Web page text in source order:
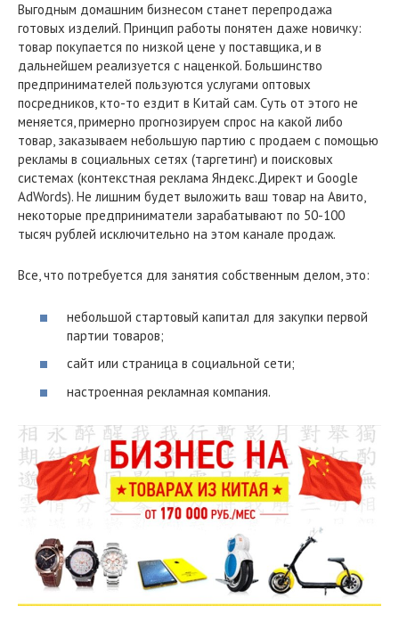
Выгодным домашним бизнесом станет перепродажа
готовых изделий. Принцип работы понятен даже новичку:
товар покупается по низкой цене у поставщика, и в
дальнейшем реализуется с наценкой. Большинство
предпринимателей пользуются услугами оптовых
посредников, кто-то ездит в Китай сам. Суть от этого не
меняется, примерно прогнозируем спрос на какой либо
товар, заказываем небольшую партию с продаем с помощью
рекламы в социальных сетях (таргетинг) и поисковых
системах (контекстная реклама Яндекс.Директ и Google
AdWords). Не лишним будет выложить ваш товар на Авито,
некоторые предприниматели зарабатывают по 50-100
тысяч рублей исключительно на этом канале продаж.
Все, что потребуется для занятия собственным делом, это:
небольшой стартовый капитал для закупки первой
партии товаров;
сайт или страница в социальной сети;
настроенная рекламная компания.